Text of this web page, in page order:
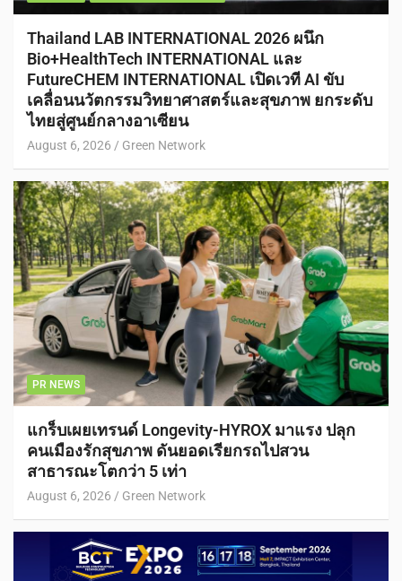
Thailand LAB INTERNATIONAL 2026 ผนึก
Bio+HealthTech INTERNATIONAL และ
FutureCHEM INTERNATIONAL เปิดเวที AI ขับ
เคลื่อนนวัตกรรมวิทยาศาสตร์และสุขภาพ ยกระดับ
ไทยสู่ศูนย์กลางอาเซียน
August 6, 2026 Green Network
PR NEWS
แกร็บเผยเทรนด์ Longevity-HYROX มาแรง ปลุก
คนเมืองรักสุขภาพ ดันยอดเรียกรถไปสวน
สาธารณะโตกว่า 5 เท่า
August 6, 2026 Green Network